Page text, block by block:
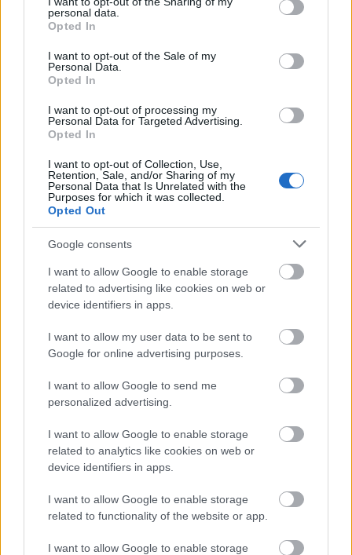
grant or deny consent to Google and its third-party tags to
use your data for below specified purposes in below Google
consent section.
personal data.
Opted In
I want to opt-out of the Sale of my
Personal Data.
Opted In
I want to opt-out of processing my
Personal Data for Targeted Advertising.
Opted In
I want to opt-out of Collection, Use,
Retention, Sale, and/or Sharing of my
Personal Data that Is Unrelated with the
Purposes for which it was collected.
Opted Out
Google consents
I want to allow Google to enable storage
related to advertising like cookies on web or
device identifiers in apps.
I want to allow my user data to be sent to
Google for online advertising purposes.
I want to allow Google to send me
personalized advertising.
I want to allow Google to enable storage
related to analytics like cookies on web or
device identifiers in apps.
I want to allow Google to enable storage
related to functionality of the website or app.
I want to allow Google to enable storage
BKK KM Építő Kft.
Látványos építési szakasz indult be a Flórián téri
A tartós nyári hőség jelentős kihívás elé állítja a KM Építőt,
ennek ellenére folyamatosan halad az aszfaltozás.
Paks II.: Mit jelent az 5. blokk új
mérföldköve a felülvizsgálat
Elkészült a Liszt Ferenc repülőtér
közelében lévő logisztikai bázis út- és
közműhálózatának fejlesztése
Látlelet a hazai víziközművekről?
Egyetlen, fél évszázados vezetéken